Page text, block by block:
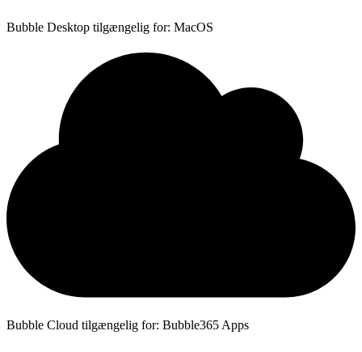
Bubble Desktop tilgængelig for: MacOS
Bubble Cloud tilgængelig for: Bubble365 Apps